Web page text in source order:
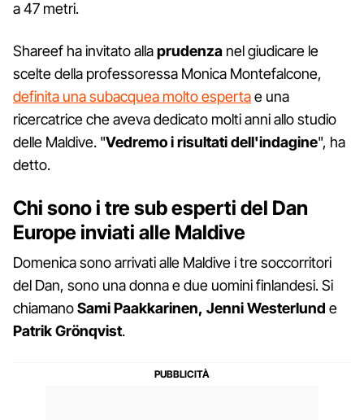
a 47 metri.
Shareef ha invitato allaprudenza nel giudicare le
scelte della professoressa Monica Montefalcone,
definita una subacquea molto espertae una
ricercatrice che aveva dedicato molti anni allo studio
delle Maldive. "Vedremo i risultati dell'indagine", ha
detto.
Chi sono i tre sub esperti del Dan
Europe inviati alle Maldive
Domenica sono arrivati alle Maldive i tre soccorritori
del Dan, sono una donna e due uomini finlandesi. Si
chiamanoSami Paakkarinen, Jenni Westerlund e
Patrik Grönqvist.